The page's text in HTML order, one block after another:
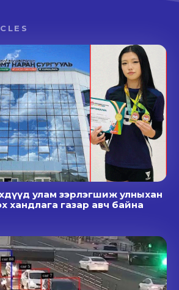
улам зэрлэгшиж улныхан
хандлага газар авч байна